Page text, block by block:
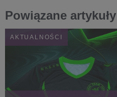
Powiązane artykuły
AKTUALNOŚCI